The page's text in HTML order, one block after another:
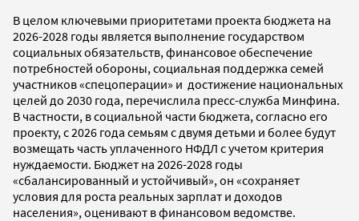
В целом ключевыми приоритетами проекта бюджета на
2026-2028 годы является выполнение государством
социальных обязательств, финансовое обеспечение
потребностей обороны, социальная поддержка семей
участников «спецоперации» и достижение национальных
целей до 2030 года, перечислила пресс-служба Минфина.
В частности, в социальной части бюджета, согласно его
проекту, с 2026 года семьям с двумя детьми и более будут
возмещать часть уплаченного НФДЛ с учетом критерия
нуждаемости. Бюджет на 2026-2028 годы
«сбалансированный и устойчивый», он «сохраняет
условия для роста реальных зарплат и доходов
населения», оценивают в финансовом ведомстве.